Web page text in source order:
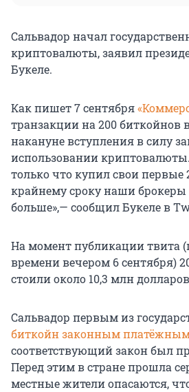
Сальвадор начал
криптовалюты, заявил
Букеле.
Как пишет 7 сентября
транзакции на 200 биткойнов
накануне вступления в силу
использовании
только что купил свои первые
крайнему сроку наши брокеры
больше»,— сообщил Букеле в
На момент публикации твита
времени вечером 6 сентября)
стоили около 10,3 млн
Сальвадор первым из
биткойн законным
соответствующий закон был
Перед этим в стране прошла
местные жители опасаются,